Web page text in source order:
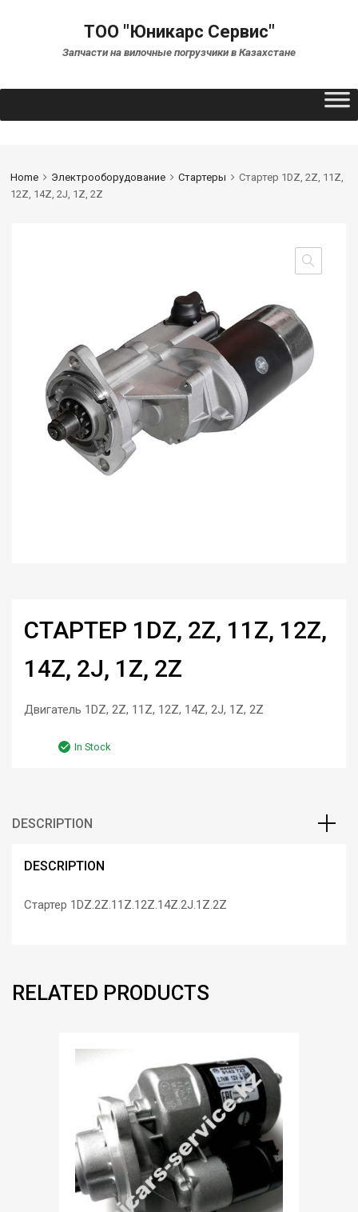
ТОО "Юникарс Сервис"
Запчасти на вилочные погрузчики в Казахстане
Home Электрооборудование Стартеры
Стартер 1DZ, 2Z, 11Z,
12Z, 14Z, 2J, 1Z, 2Z
СТАРТЕР 1DZ, 2Z, 11Z, 12Z,
14Z, 2J, 1Z, 2Z
Двигатель 1DZ, 2Z, 11Z, 12Z, 14Z, 2J, 1Z, 2Z
In Stock
DESCRIPTION
DESCRIPTION
Стартер 1DZ.2Z.11Z.12Z.14Z.2J.1Z.2Z
RELATED PRODUCTS